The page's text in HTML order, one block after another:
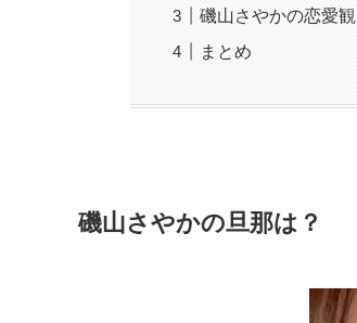
磯山さやかの恋愛観
まとめ
磯山さやかの旦那は？